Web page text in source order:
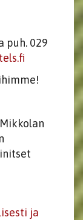
puh. 029
ja